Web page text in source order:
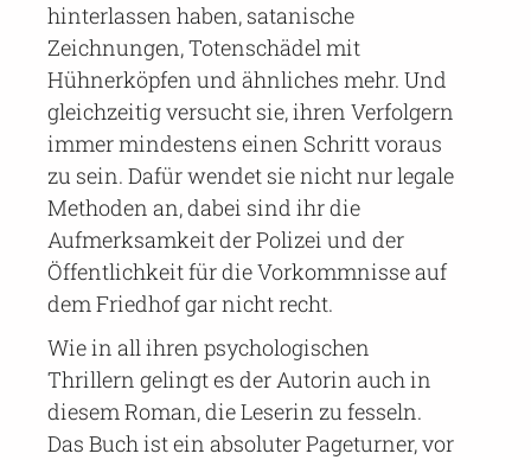
hinterlassen haben, satanische
Zeichnungen, Totenschädel mit
Hühnerköpfen und ähnliches mehr. Und
gleichzeitig versucht sie, ihren Verfolgern
immer mindestens einen Schritt voraus
zu sein. Dafür wendet sie nicht nur legale
Methoden an, dabei sind ihr die
Aufmerksamkeit der Polizei und der
Öffentlichkeit für die Vorkommnisse auf
dem Friedhof gar nicht recht.
Wie in all ihren psychologischen
Thrillern gelingt es der Autorin auch in
diesem Roman, die Leserin zu fesseln.
Das Buch ist ein absoluter Pageturner, vor